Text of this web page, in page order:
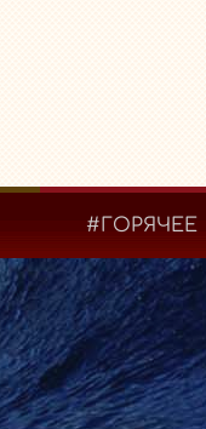
#ГОРЯЧЕЕ